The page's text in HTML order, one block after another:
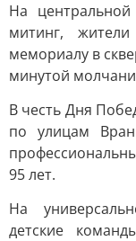
На
митинг,
мемориалу в
минутой
В честь Дня
по улицам
95 лет.
На
детские